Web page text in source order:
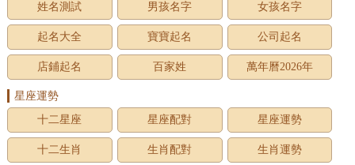
姓名測試
男孩名字 女孩名字
起名大全 寶寶起名 公司起名
店鋪起名 百家姓 萬年曆2026年
星座運勢
十二星座
星座配對 星座運勢
十二生肖 生肖配對 生肖運勢